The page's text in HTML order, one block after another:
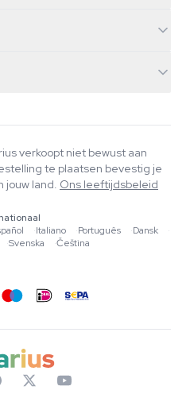
verkoopt niet bewust aan
te plaatsen bevestig je
jouw land. Ons leeftijdsbeleid
·Italiano ·Português ·Dansk
·
·Svenska ·Čeština